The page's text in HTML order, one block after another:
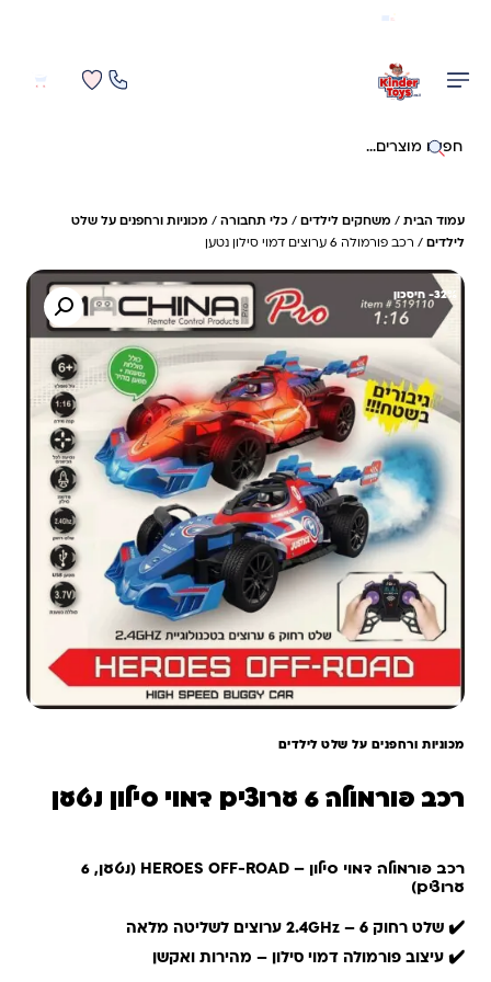
חיפוש באתר
עמוד הבית / משחקים לילדים / כלי תחבורה / מכוניות ורחפנים על שלט
לילדים / רכב פורמולה 6 ערוצים דמוי סילון נטען
32%- חיסכון
מכוניות ורחפנים על שלט לילדים
רכב פורמולה 6 ערוצים דמוי סילון נטען
רכב פורמולה דמוי סילון – HEROES OFF-ROAD (נטען, 6
ערוצים)
✔️ שלט רחוק 2.4GHz – 6 ערוצים לשליטה מלאה
✔️ עיצוב פורמולה דמוי סילון – מהירות ואקשן